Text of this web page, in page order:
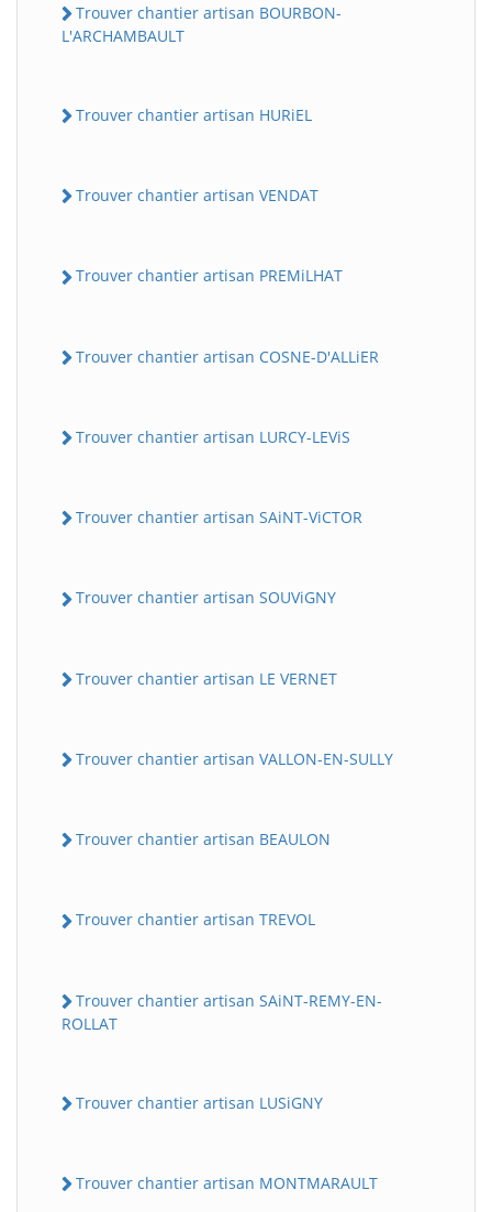
Trouver chantier artisan BOURBON-
L'ARCHAMBAULT
Trouver chantier artisan HURiEL
Trouver chantier artisan VENDAT
Trouver chantier artisan PREMiLHAT
Trouver chantier artisan COSNE-D'ALLiER
Trouver chantier artisan LURCY-LEViS
Trouver chantier artisan SAiNT-ViCTOR
Trouver chantier artisan SOUViGNY
Trouver chantier artisan LE VERNET
Trouver chantier artisan VALLON-EN-SULLY
Trouver chantier artisan BEAULON
Trouver chantier artisan TREVOL
Trouver chantier artisan SAiNT-REMY-EN-
ROLLAT
Trouver chantier artisan LUSiGNY
Trouver chantier artisan MONTMARAULT